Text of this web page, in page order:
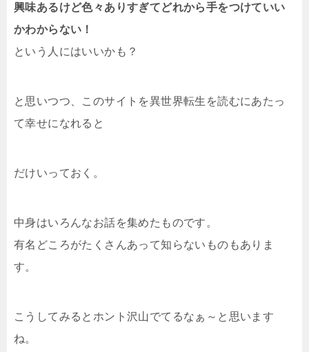
興味あるけど色々ありすぎてどれから手をつけていい
かわからない！
という人にはいいかも？
と思いつつ、このサイトを異世界転生を読むにあたっ
て幸せになれると
だけいっておく。
中身はいろんなお話を集めたものです。
有名どころがたくさんあって知らないものもありま
す。
こうしてみるとホント沢山でてるなぁ～と思います
ね。